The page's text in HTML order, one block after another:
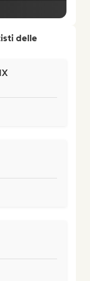
delle